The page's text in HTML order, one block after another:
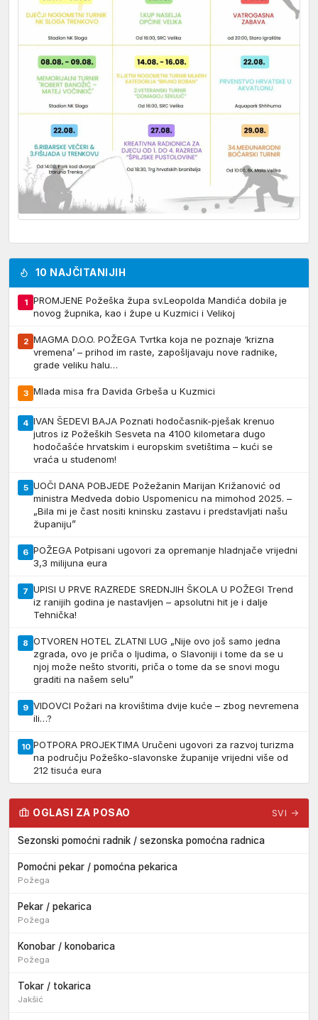
10 NAJČITANIJIH
1
PROMJENE Požeška župa sv.Leopolda Mandića dobila je
novog župnika, kao i župe u Kuzmici i Velikoj
2 MAGMA D.O.O. POŽEGA Tvrtka koja ne poznaje ‘krizna
vremena’ – prihod im raste, zapošljavaju nove radnike,
grade veliku halu…
3 Mlada misa fra Davida Grbeša u Kuzmici
4 IVAN ŠEDEVI BAJA Poznati hodočasnik-pješak krenuo
jutros iz Požeških Sesveta na 4100 kilometara dugo
hodočašće hrvatskim i europskim svetištima – kući se
vraća u studenom!
5 UOČI DANA POBJEDE Požežanin Marijan Križanović od
ministra Medveda dobio Uspomenicu na mimohod 2025. –
„Bila mi je čast nositi kninsku zastavu i predstavljati našu
županiju”
6 POŽEGA Potpisani ugovori za opremanje hladnjače vrijedni
3,3 milijuna eura
7 UPISI U PRVE RAZREDE SREDNJIH ŠKOLA U POŽEGI Trend
iz ranijih godina je nastavljen – apsolutni hit je i dalje
Tehnička!
8 OTVOREN HOTEL ZLATNI LUG „Nije ovo još samo jedna
zgrada, ovo je priča o ljudima, o Slavoniji i tome da se u
njoj može nešto stvoriti, priča o tome da se snovi mogu
graditi na našem selu”
9 VIDOVCI Požari na krovištima dvije kuće – zbog nevremena
ili…?
10 POTPORA PROJEKTIMA Uručeni ugovori za razvoj turizma
na području Požeško-slavonske županije vrijedni više od
212 tisuća eura
OGLASI ZA POSAO SVI →
Sezonski pomoćni radnik / sezonska pomoćna radnica
Pomoćni pekar / pomoćna pekarica
Požega
Pekar / pekarica
Požega
Konobar / konobarica
Požega
Tokar / tokarica
Jakšić